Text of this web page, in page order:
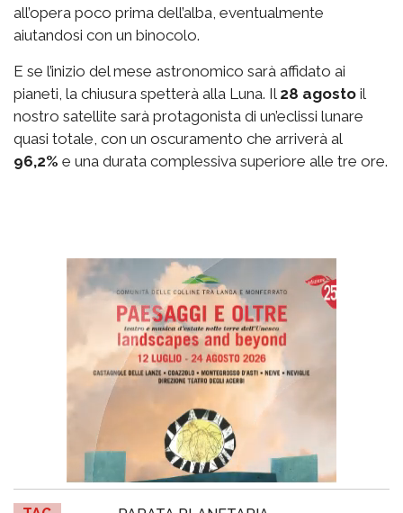
all’opera poco prima dell’alba, eventualmente
aiutandosi con un binocolo.
E se l’inizio del mese astronomico sarà affidato ai
pianeti, la chiusura spetterà alla Luna. Il 28 agosto il
nostro satellite sarà protagonista di un’eclissi lunare
quasi totale, con un oscuramento che arriverà al
96,2% e una durata complessiva superiore alle tre ore.